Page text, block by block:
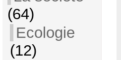
(64)
Ecologie
(12)